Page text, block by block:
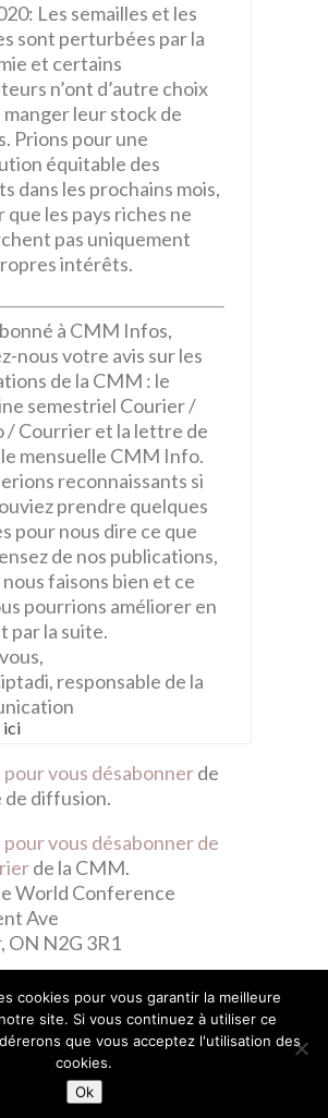
Les semailles et les
sont perturbées par la
et certains
n’ont d’autre choix
manger leur stock de
Prions pour une
équitable des
dans les prochains mois,
que les pays riches ne
pas uniquement
intérêts.
à CMM Infos,
nous votre avis sur les
de la CMM : le
semestriel Courier /
/ Courrier et la lettre de
mensuelle CMM Info.
reconnaissants si
prendre quelques
pour nous dire ce que
de nos publications,
faisons bien et ce
pourrions améliorer en
par la suite.
responsable de la
ici
pour vous désabonnerde
diffusion.
pour vous désabonner de
de la CMM.
World Conference
Ave
ON N2G 3R1
cookies pour vous garantir la meilleure
site. Si vous continuez à utiliser ce
que vous acceptez l'utilisation des
cookies.
Ok